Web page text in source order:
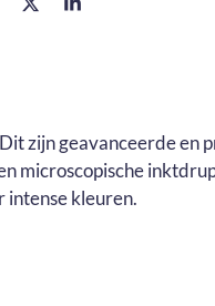
D
S
zijn geavanceerde
microscopische
intense kleuren.